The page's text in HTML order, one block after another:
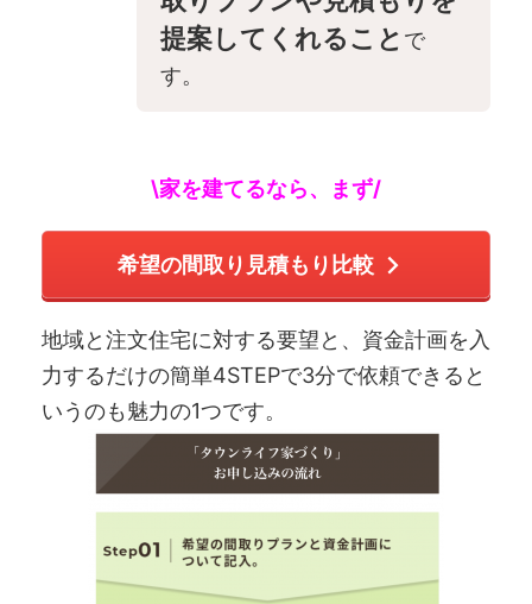
提案してくれること で
す。
\家を建てるなら、まず/
希望の間取り見積もり比較
地域と注文住宅に対する要望と、資金計画を入
力するだけの簡単4STEPで3分で依頼できると
いうのも魅力の1つです。